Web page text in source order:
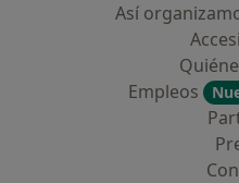
Así
Empleos